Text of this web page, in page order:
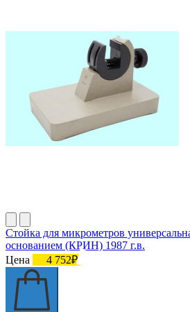
Стойка для микрометров
основанием (КРИН) 1987 г.в.
Цена
4 752₽